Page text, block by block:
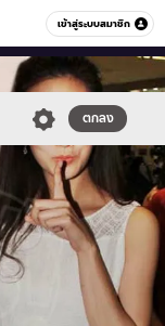
เข้าสู่ระบบสมาชิก
หมวดอื่นๆ
ตกลง